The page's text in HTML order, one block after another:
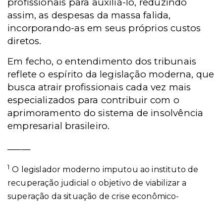
assim, as despesas da massa falida,
incorporando-as em seus próprios custos
diretos.
Em fecho, o entendimento dos tribunais
reflete o espírito da legislação moderna, que
busca atrair profissionais cada vez mais
especializados para contribuir com o
aprimoramento do sistema de insolvência
empresarial brasileiro.
1 O legislador moderno imputou ao instituto de
recuperação judicial o objetivo de viabilizar a
superação da situação de crise econômico-